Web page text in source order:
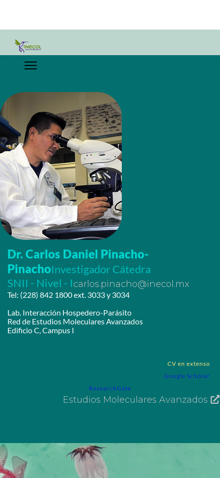
Dr. Carlos Daniel Pinacho-
PinachoInvestigador Cátedra
SNII - Nivel - Icarlos.pinacho@inecol.mx
Tel: (228) 842 1800 ext. 3033 y 3034
Lab. Interacción Hospedero-Parásito
Red de Estudios Moleculares Avanzados
Edificio C, Campus I
CV en extenso
Google Scholar
ResearchGate
Estudios Moleculares Avanzados